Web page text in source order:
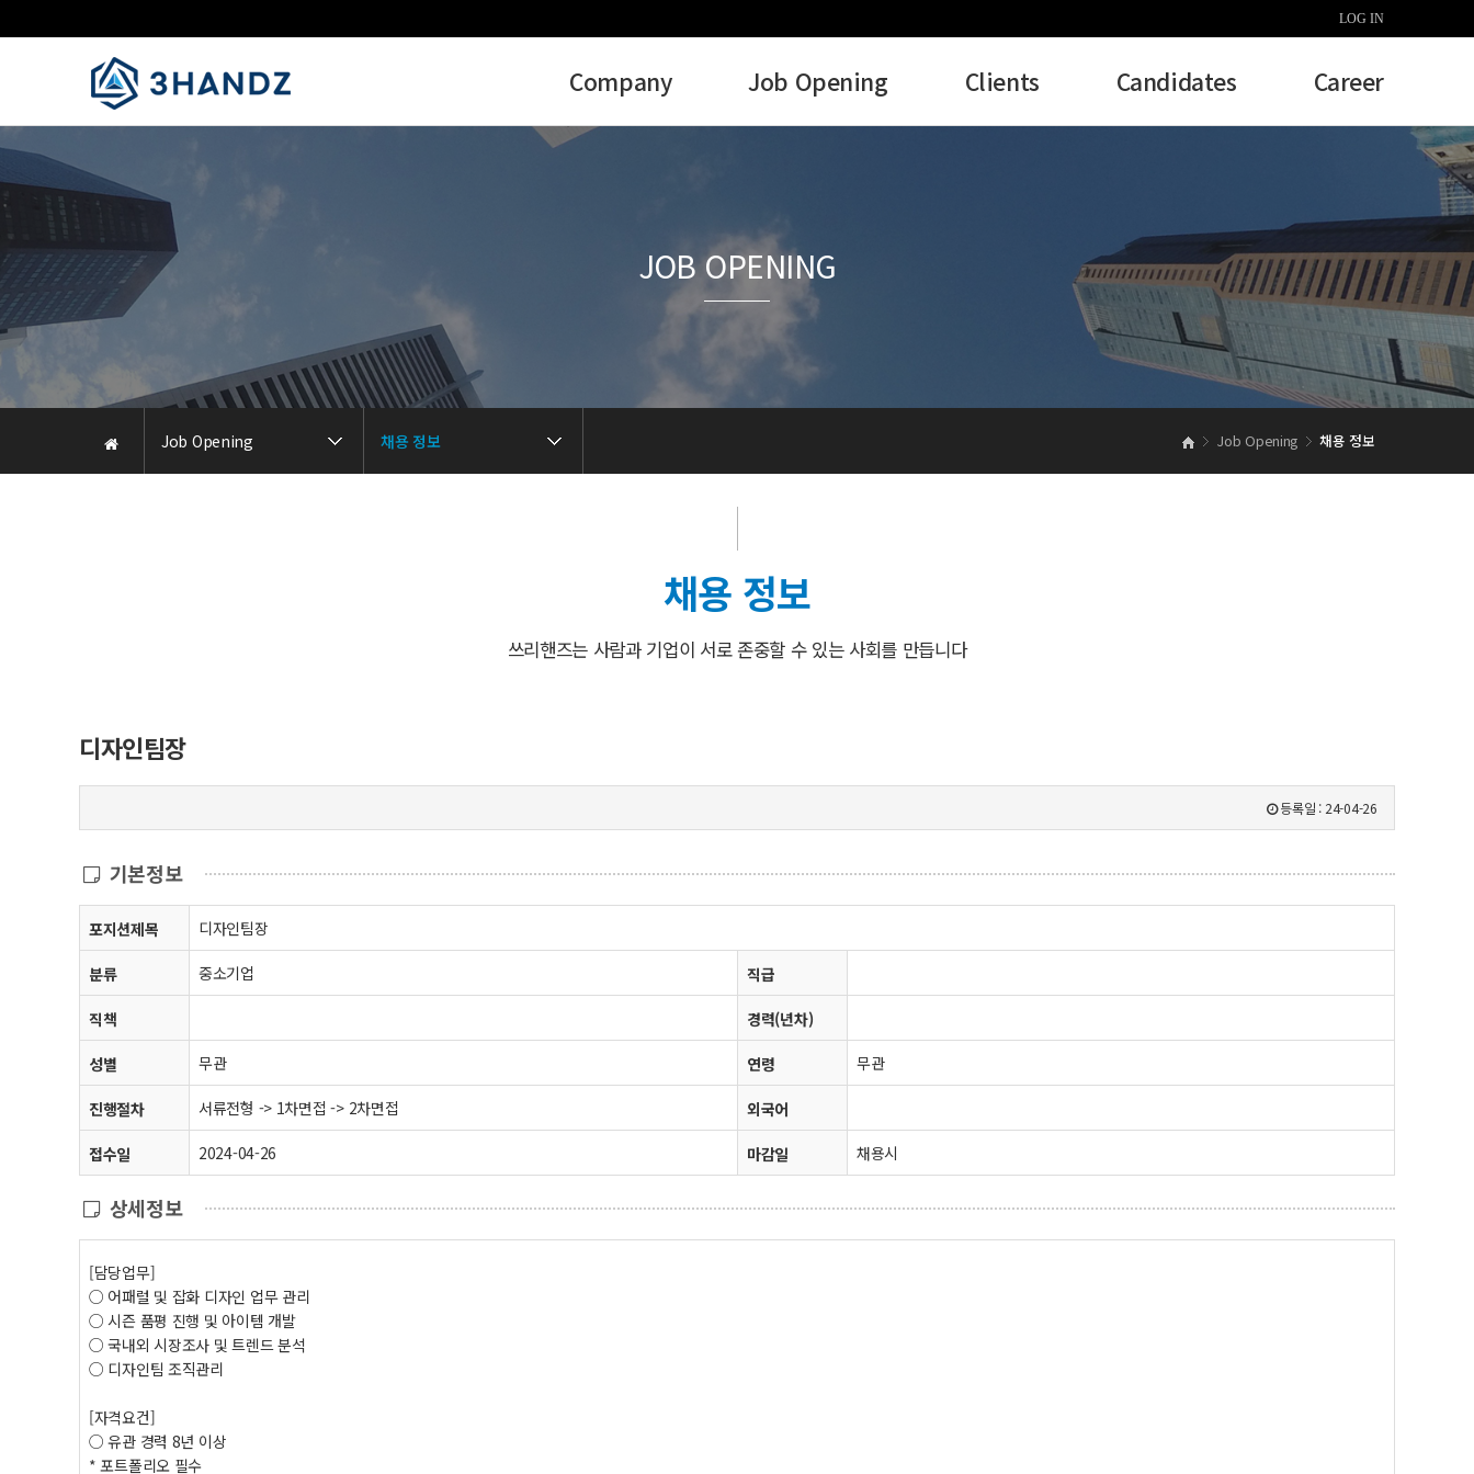
LOG IN
Company Job Opening Clients Candidates Career
Job Opening 채용 정보 Job Opening 채용 정보
JOB OPENING
채용 정보
쓰리핸즈는 사람과 기업이 서로 존중할 수 있는 사회를 만듭니다
디자인팀장
등록일 : 24-04-26
기본정보
포지션제목 디자인팀장
분류 중소기업 직급
직책 경력(년차)
성별 무관 연령 무관
진행절차 서류전형 -> 1차면접 -> 2차면접 외국어
접수일 2024-04-26 마감일 채용시
상세정보
[담당업무]
○ 어패럴 및 잡화 디자인 업무 관리
○ 시즌 품평 진행 및 아이템 개발
○ 국내외 시장조사 및 트렌드 분석
○ 디자인팀 조직관리
[자격요건]
○ 유관 경력 8년 이상
* 포트폴리오 필수